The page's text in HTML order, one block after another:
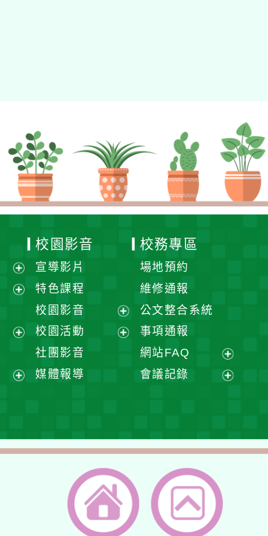
展
開
單
選
選
單
校園影音
宣導影片
特色課程
校園影音
展
校園活動
社團影音
媒體報導
校務專區
場地預約
維修通報
公文整合系統
事項通報
網站FAQ
展
會議記錄
單